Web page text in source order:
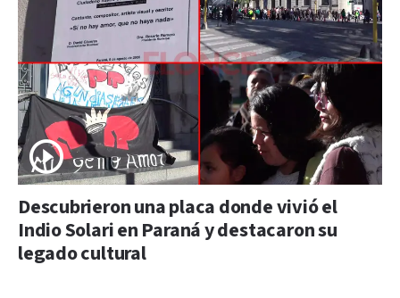
Descubrieron una placa donde vivió el
Indio Solari en Paraná y destacaron su
legado cultural